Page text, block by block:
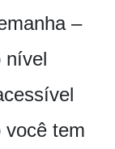
–
nível
você tem